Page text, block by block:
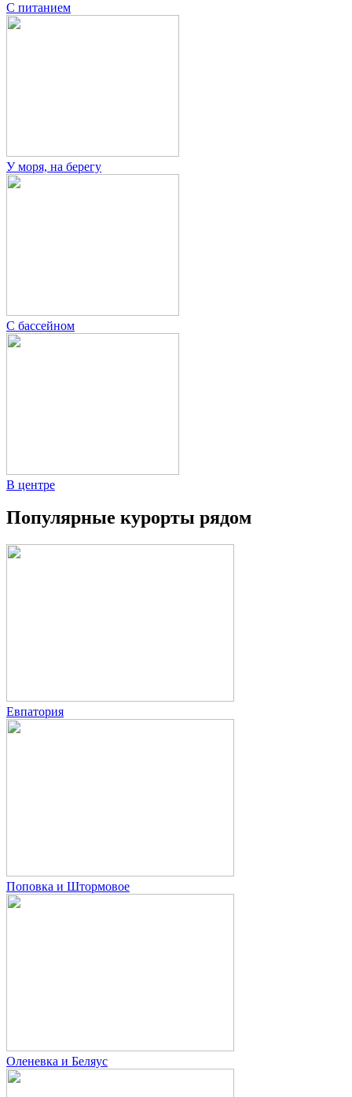
С питанием
У моря, на берегу
С бассейном
В центре
Популярные курорты рядом
Евпатория
Поповка и Штормовое
Оленевка и Беляус